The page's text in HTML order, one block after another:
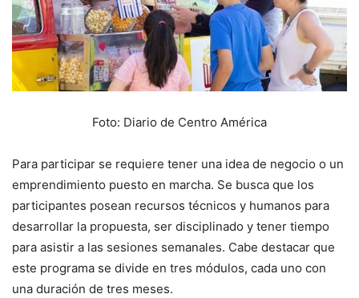
Foto: Diario de Centro América
Para participar se requiere tener una idea de negocio o un
emprendimiento puesto en marcha. Se busca que los
participantes posean recursos técnicos y humanos para
desarrollar la propuesta, ser disciplinado y tener tiempo
para asistir a las sesiones semanales. Cabe destacar que
este programa se divide en tres módulos, cada uno con
una duración de tres meses.